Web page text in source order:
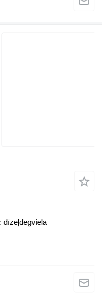
dīzeļdegviela